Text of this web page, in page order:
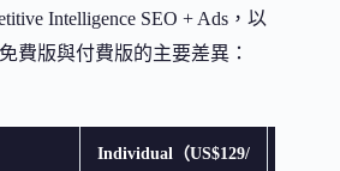
Intelligence SEO + Ads，以
費版與付費版的主要差異：
Individual（US$129/